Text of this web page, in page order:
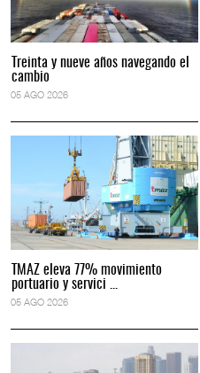
Treinta y nueve años navegando el
cambio
05 AGO 2026
TMAZ eleva 77% movimiento
portuario y servici ...
05 AGO 2026
Esperanz ...
06 JUL 2026
CICE gana espacio en el programa
02 JUL 2026
SSA Marine México refuerza briga
...